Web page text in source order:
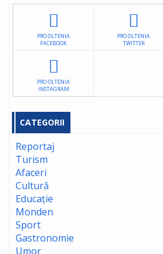
PRO OLTENIA
FACEBOOK
PRO OLTENIA
TWITTER
PRO OLTENIA
INSTAGRAM
CATEGORII
Reportaj
Turism
Afaceri
Cultură
Educație
Monden
Sport
Gastronomie
Umor